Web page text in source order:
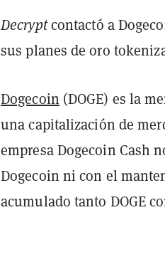
Decryptcontactó a
sus planes de oro
Dogecoin (DOGE) es la
una capitalización de
empresa Dogecoin Cash
Dogecoin ni con el
acumulado tanto DOGE